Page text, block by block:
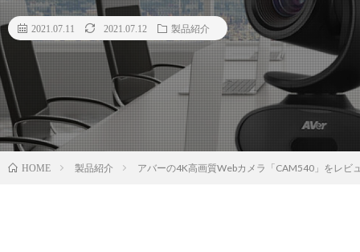
2021.07.11 2021.07.12 製品紹介
HOME 製品紹介 アバーの4K高画質Webカメラ「CAM540」をレビ